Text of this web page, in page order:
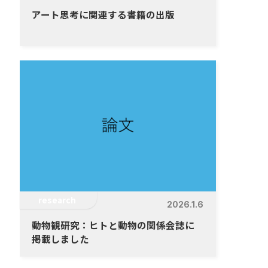
アート思考に関連する書籍の出版
2026.1.6
動物観研究：ヒトと動物の関係会誌に
掲載しました